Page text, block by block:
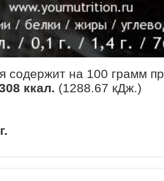
содержит на 100 грамм
ккал. (1288.67 кДж.)